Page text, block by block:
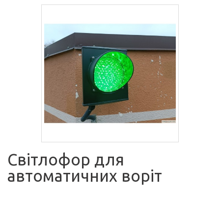
Світлофор для
автоматичних воріт